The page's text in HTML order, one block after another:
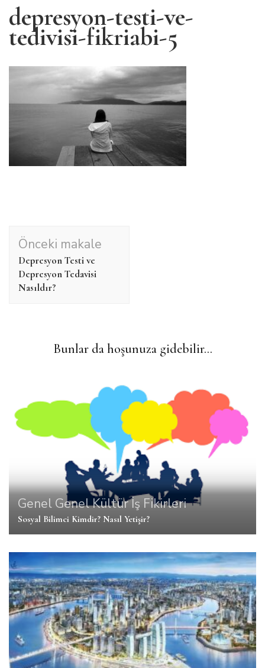
depresyon-testi-ve-
tedivisi-fikriabi-5
Yazı
dolaşımı
Önceki makale
Depresyon Testi ve
Depresyon Tedavisi
Nasıldır?
Bunlar da hoşunuza gidebilir...
Genel Genel Kültürİş Fikirleri
Sosyal Bilimci Kimdir? Nasıl Yetişir?